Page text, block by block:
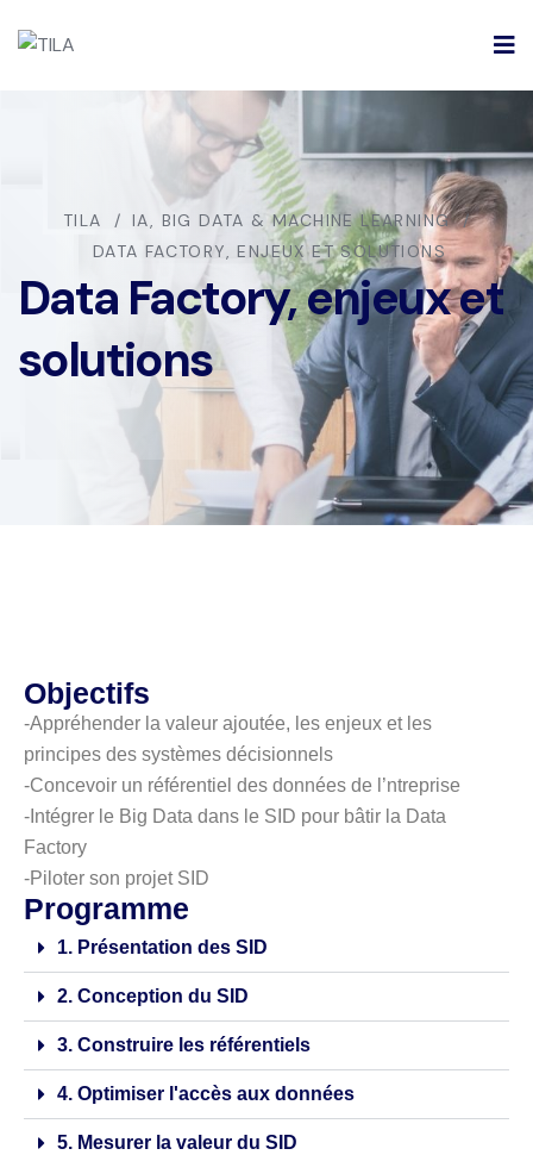
TILA
IA, BIG DATA & MACHINE LEARNING
DATA FACTORY, ENJEUX ET SOLUTIONS
Data Factory, enjeux et
solutions
Objectifs
-Appréhender la valeur ajoutée, les enjeux et les
principes des systèmes décisionnels
-Concevoir un référentiel des données de l’ntreprise
-Intégrer le Big Data dans le SID pour bâtir la Data
Factory
-Piloter son projet SID
Programme
1. Présentation des SID
2. Conception du SID
3. Construire les référentiels
4. Optimiser l'accès aux données
5. Mesurer la valeur du SID